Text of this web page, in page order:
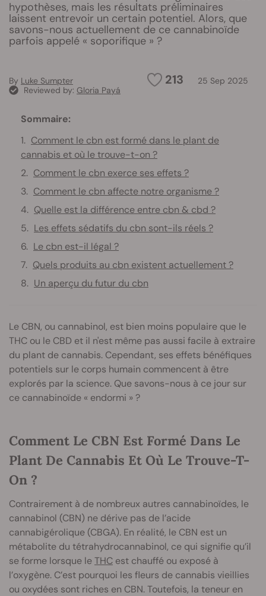
hypothèses, mais les résultats préliminaires
laissent entrevoir un certain potentiel. Alors, que
savons-nous actuellement de ce cannabinoïde
parfois appelé « soporifique » ?
213 25 Sep 2025
By Luke Sumpter
Reviewed by: Gloria Payá
Sommaire:
Comment le cbn est formé dans le plant de
cannabis et où le trouve-t-on ?
Comment le cbn exerce ses effets ?
Comment le cbn affecte notre organisme ?
Quelle est la différence entre cbn & cbd ?
Les effets sédatifs du cbn sont-ils réels ?
Le cbn est-il légal ?
Quels produits au cbn existent actuellement ?
Un aperçu du futur du cbn
Le CBN, ou cannabinol, est bien moins populaire que le
THC ou le CBD et il n'est même pas aussi facile à extraire
du plant de cannabis. Cependant, ses effets bénéfiques
potentiels sur le corps humain commencent à être
explorés par la science. Que savons-nous à ce jour sur
ce cannabinoïde « endormi » ?
Comment Le CBN Est Formé Dans Le
Plant De Cannabis Et Où Le Trouve-T-
On ?
Contrairement à de nombreux autres cannabinoïdes, le
cannabinol (CBN) ne dérive pas de l’acide
cannabigérolique (CBGA). En réalité, le CBN est un
métabolite du tétrahydrocannabinol, ce qui signifie qu’il
se forme lorsque leTHC est chauffé ou exposé à
l’oxygène. C’est pourquoi les fleurs de cannabis vieillies
ou oxydées sont riches en CBN. Toutefois, la teneur en